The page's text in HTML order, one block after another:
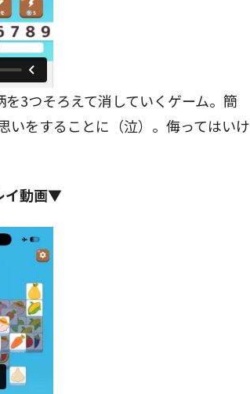
3つそろえて消していくゲーム。簡
いをすることに（泣）。侮ってはいけ
イ動画▼